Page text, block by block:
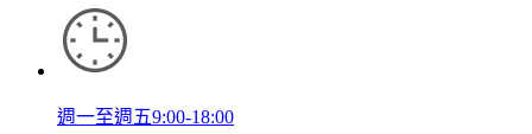
週一至週五9:00-18:00